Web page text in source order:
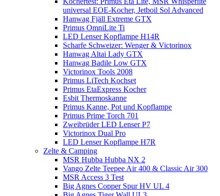
universal EOE-Kocher, Jetboil Sol Advanced
Hanwag Fjäll Extreme GTX
Primus OmniLite Ti
LED Lenser Kopflampe H14R
Scharfe Schweizer: Wenger & Victorinox
Hanwag Altai Lady GTX
Hanwag Badile Low GTX
Victorinox Tools 2008
Primus LiTech Kochset
Primus EtaExpress Kocher
Esbit Thermoskanne
Primus Kanne, Pot und Kopflampe
Primus Prime Torch 701
Zweibrüder LED Lenser P7
Victorinox Dual Pro
LED Lenser Kopflampe H7R
Zelte & Camping
MSR Hubba Hubba NX 2
Vango Zelte Teepee Air 400 & Classic Air 300
MSR Access 3 Test
Big Agnes Copper Spur HV UL 4